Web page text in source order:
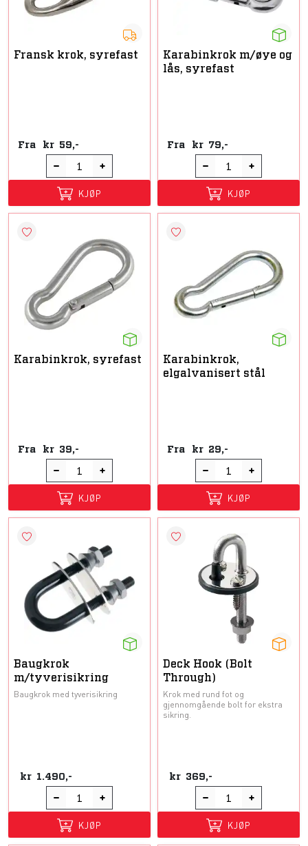
Fransk krok, syrefast
Fra kr 59,-
KJØP
Karabinkrok m/øye og
lås, syrefast
Fra kr 79,-
KJØP
Karabinkrok, syrefast
Fra kr 39,-
KJØP
Karabinkrok,
elgalvanisert stål
Fra kr 29,-
KJØP
Baugkrok
m/tyverisikring
Baugkrok med tyverisikring
kr 1.490,-
KJØP
Deck Hook (Bolt
Through)
Krok med rund fot og
gjennomgående bolt for ekstra
sikring.
kr 369,-
KJØP